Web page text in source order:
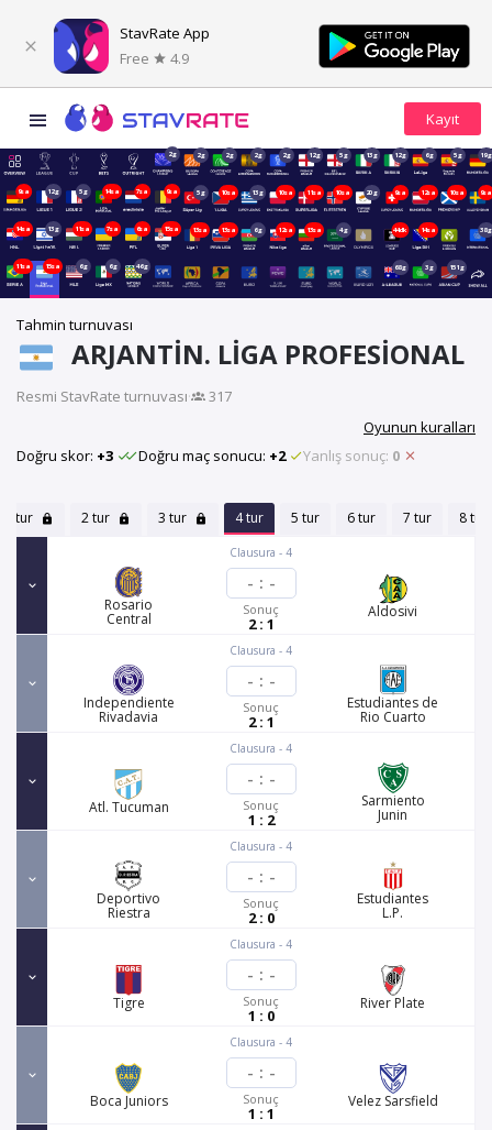
StavRate App
Free
4.9
2g 2g 2g 2g 2g 12g 5g 13g 12g 6g 5g 19g
9sa 12g 5g 14sa 7sa 9sa 5g 10sa 13g 10sa 11sa 10sa 20g 9sa 12sa 10sa 9sa
14sa 13g 11sa 7sa 6sa 15sa 13sa 13sa 6g 12sa 13sa 4g 44dk 14sa 38g
11sa 15sa 6g 6g 46g 68g 3g 151g
Tahmin turnuvası
ARJANTIN. LIGA PROFESIONAL
Resmi StavRate turnuvası·
317
Oyunun kuralları
Doğru skor: +3 Doğru maç sonucu: +2 Yanlış sonuç: 0
1 tur 2 tur 3 tur 4 tur 5 tur 6 tur 7 tur 8 tur
Clausura - 4
Rosario
Central
- : -
Sonuç
2 : 1
Aldosivi
Clausura - 4
Independiente
Rivadavia
- : -
Sonuç
2 : 1
Estudiantes de
Rio Cuarto
Clausura - 4
Atl. Tucuman
- : -
Sonuç
1 : 2
Sarmiento
Junin
Clausura - 4
Deportivo
Riestra
- : -
Sonuç
2 : 0
Estudiantes
L.P.
Clausura - 4
Tigre
- : -
Sonuç
1 : 0
River Plate
Clausura - 4
Boca Juniors
- : -
Sonuç
1 : 1
Velez Sarsfield